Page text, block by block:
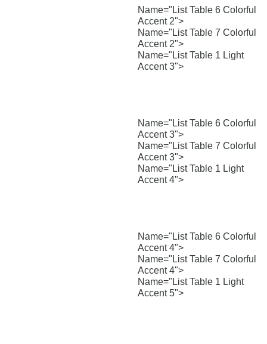
Name="List Table 6 Colorful
Accent 2">
Name="List Table 7 Colorful
Accent 2">
Name="List Table 1 Light
Accent 3">
Name="List Table 6 Colorful
Accent 3">
Name="List Table 7 Colorful
Accent 3">
Name="List Table 1 Light
Accent 4">
Name="List Table 6 Colorful
Accent 4">
Name="List Table 7 Colorful
Accent 4">
Name="List Table 1 Light
Accent 5">